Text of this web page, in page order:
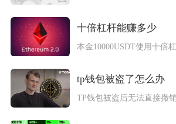
十倍杠杆能赚多少
tp钱包被盗了怎么办